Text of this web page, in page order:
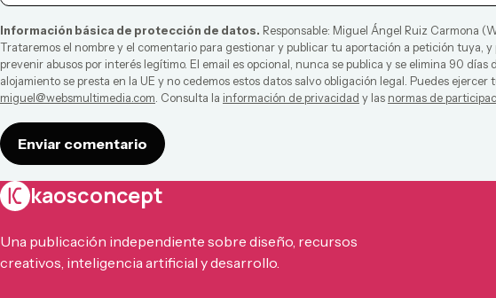
Información básica de protección de datos. Responsable: Miguel Ángel Ruiz Carmona (
Trataremos el nombre y el comentario para gestionar y publicar tu aportación a petición tuya, y
prevenir abusos por interés legítimo. El email es opcional, nunca se publica y se elimina 90 días
alojamiento se presta en la UE y no cedemos estos datos salvo obligación legal. Puedes ejercer
miguel@websmultimedia.com . Consulta la información de privacidad y las normas de
Enviar comentario
kaosconcept
Una publicación independiente sobre diseño, recursos
creativos, inteligencia artificial y desarrollo.